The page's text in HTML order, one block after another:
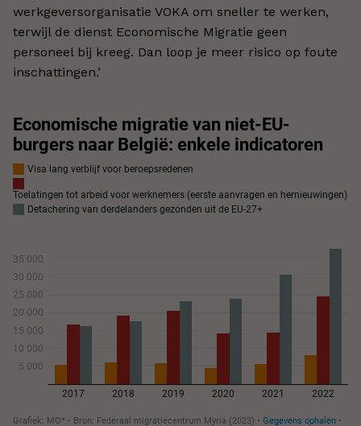
werkgeversorganisatie VOKA om sneller te werken,
terwijl de dienst Economische Migratie geen
personeel bij kreeg. Dan loop je meer risico op foute
inschattingen.’